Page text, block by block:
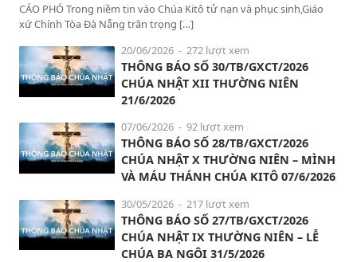
CÁO PHÓ Trong niềm tin vào Chúa Kitô tử nạn và phục sinh,Giáo
xứ Chính Tòa Đà Nẵng trân trọng […]
20/06/2026 - 272 lượt xem
THÔNG BÁO SỐ 30/TB/GXCT/2026
CHÚA NHẬT XII THƯỜNG NIÊN
21/6/2026
07/06/2026 - 92 lượt xem
THÔNG BÁO SỐ 28/TB/GXCT/2026
CHÚA NHẬT X THƯỜNG NIÊN – MÌNH
VÀ MÁU THÁNH CHÚA KITÔ 07/6/2026
30/05/2026 - 217 lượt xem
THÔNG BÁO SỐ 27/TB/GXCT/2026
CHÚA NHẬT IX THƯỜNG NIÊN – LỄ
CHÚA BA NGÔI 31/5/2026